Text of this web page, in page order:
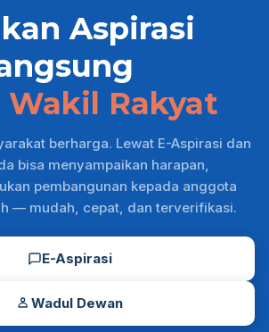
Aspirasi
Wakil Rakyat
berharga. Lewat E-Aspirasi dan
bisa menyampaikan harapan,
pembangunan kepada anggota
— mudah, cepat, dan terverifikasi.
E-Aspirasi
Wadul Dewan